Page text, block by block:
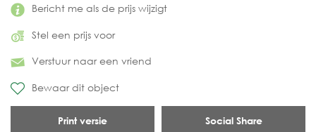
Bericht me als de prijs wijzigt
Stel een prijs voor
Verstuur naar een vriend
Bewaar dit object
Print versie Social Share